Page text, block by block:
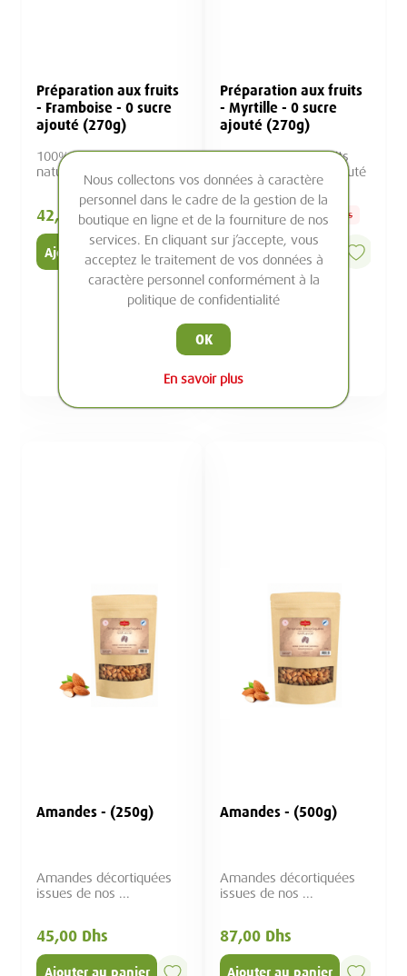
Préparation aux fruits
- Framboise - 0 sucre
ajouté (270g)
100% à base de fruits
naturels 0% sucre ajouté
42,50 Dhs 49,90 Dhs
Ajouter au panier
Préparation aux fruits
- Myrtille - 0 sucre
ajouté (270g)
100% à base de fruits
naturels 0% sucre ajouté
42,50 Dhs 49,90 Dhs
Ajouter au panier
Amandes - (250g)
Amandes décortiquées
issues de nos ...
45,00 Dhs
Ajouter au panier
Amandes - (500g)
Amandes décortiquées
issues de nos ...
87,00 Dhs
Ajouter au panier
Nous collectons vos données à caractère
personnel dans le cadre de la gestion de la
boutique en ligne et de la fourniture de nos
services. En cliquant sur j’accepte, vous
acceptez le traitement de vos données à
caractère personnel conformément à la
politique de confidentialité
OK
En savoir plus